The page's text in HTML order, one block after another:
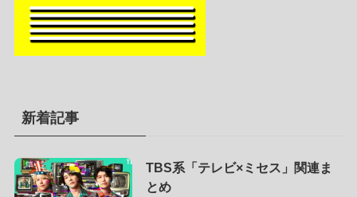
新着記事
TBS系「テレビ×ミセス」関連ま
とめ